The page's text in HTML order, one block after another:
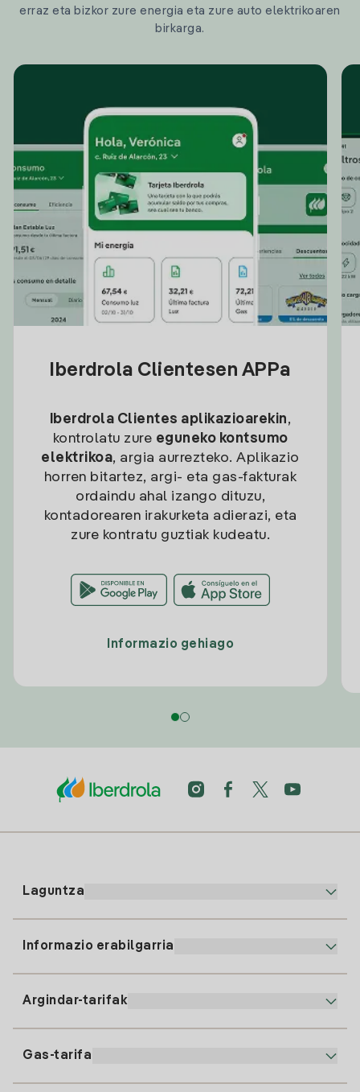
erraz eta bizkor zure energia eta zure auto elektrikoaren
birkarga.
Iberdrola Clientesen APPa
Iberdrola Clientes aplikazioarekin,
kontrolatu zure eguneko kontsumo
elektrikoa, argia aurrezteko. Aplikazio
horren bitartez, argi- eta gas-fakturak
ordaindu ahal izango dituzu,
kontadorearen irakurketa adierazi, eta
zure kontratu guztiak kudeatu.
Informazio gehiago
Laguntza
91 919 52 73
clientes@tuiberdrola.es
Informazio erabilgarria
Argindar-tarifak
Gas-tarifa